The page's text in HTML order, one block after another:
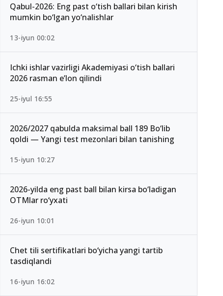
Qabul-2026: Eng past o‘tish ballari bilan kirish
mumkin bo‘lgan yo‘nalishlar
13-iyun 00:02
Ichki ishlar vazirligi Akademiyasi o‘tish ballari
2026 rasman e’lon qilindi
25-iyul 16:55
2026/2027 qabulda maksimal ball 189 Bo‘lib
qoldi — Yangi test mezonlari bilan tanishing
15-iyun 10:27
2026-yilda eng past ball bilan kirsa bo‘ladigan
OTMlar ro‘yxati
26-iyun 10:01
Chet tili sertifikatlari bo‘yicha yangi tartib
tasdiqlandi
16-iyun 16:02